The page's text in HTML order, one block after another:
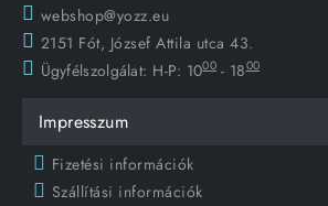
webshop@yozz.eu
2151 Fót, József Attila utca 43.
Ügyfélszolgálat: H-P: 1000 - 1800
Impresszum
Fizetési információk
Szállítási információk